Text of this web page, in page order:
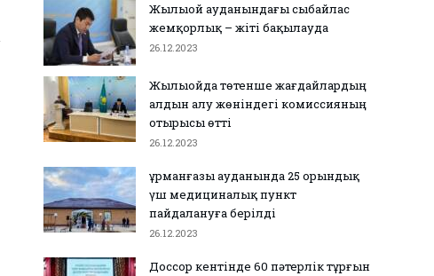
Жылыой ауданындағы сыбайлас
жемқорлық – жіті бақылауда
26.12.2023
Жылыойда төтенше жағдайлардың
алдын алу жөніндегі комиссияның
отырысы өтті
26.12.2023
Құрманғазы ауданында 25 орындық
үш медициналық пункт
пайдалануға берілді
26.12.2023
Доссор кентінде 60 пәтерлік тұрғын